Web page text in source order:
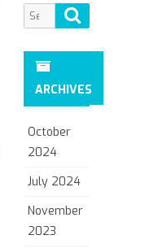
Search
for:
ARCHIVES
October
2024
July 2024
November
2023